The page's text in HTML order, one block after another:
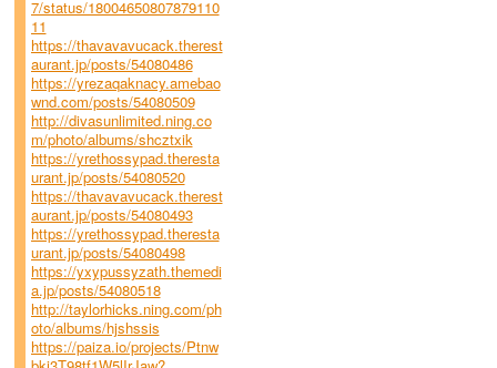
7/status/18004650807879110
11
https://thavavavucack.therest
aurant.jp/posts/54080486
https://yrezaqaknacy.amebao
wnd.com/posts/54080509
http://divasunlimited.ning.co
m/photo/albums/shcztxik
https://yrethossypad.theresta
urant.jp/posts/54080520
https://thavavavucack.therest
aurant.jp/posts/54080493
https://yrethossypad.theresta
urant.jp/posts/54080498
https://yxypussyzath.themedi
a.jp/posts/54080518
http://taylorhicks.ning.com/ph
oto/albums/hjshssis
https://paiza.io/projects/Ptnw